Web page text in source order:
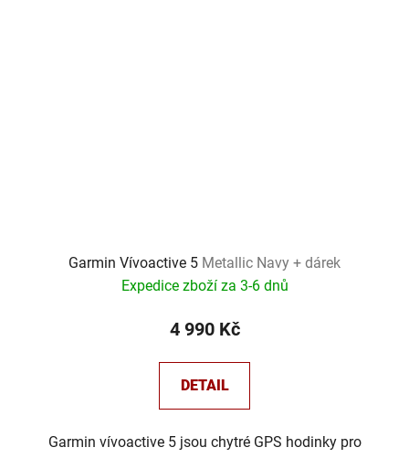
Garmin Vívoactive 5 Metallic Navy + dárek
Expedice zboží za 3-6 dnů
4 990 Kč
DETAIL
Garmin vívoactive 5 jsou chytré GPS hodinky pro